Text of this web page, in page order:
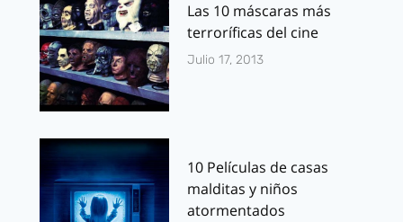
Las 10 máscaras más
terroríficas del cine
Julio 17, 2013
10 Películas de casas
malditas y niños
atormentados